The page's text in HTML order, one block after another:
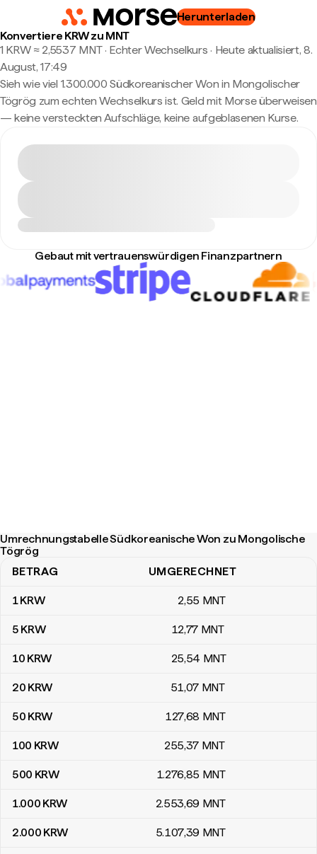
Herunterladen
Konvertiere KRW zu MNT
1 KRW ≈ 2,5537 MNT · Echter Wechselkurs · Heute aktualisiert, 8.
August, 17:49
Sieh wie viel 1.300.000 Südkoreanischer Won in Mongolischer
Tögrög zum echten Wechselkurs ist. Geld mit Morse überweisen
— keine versteckten Aufschläge, keine aufgeblasenen Kurse.
Gebaut mit vertrauenswürdigen Finanzpartnern
Umrechnungstabelle Südkoreanische Won zu Mongolische
Tögrög
Umrechnungstabelle Südkoreanische Won zu Mongolische
BETRAG UMGERECHNET
1KRW 2,55 MNT
5 KRW 12,77 MNT
10 KRW 25,54 MNT
20 KRW 51,07 MNT
50 KRW 127,68 MNT
100 KRW 255,37 MNT
500 KRW 1.276,85 MNT
1.000 KRW 2.553,69 MNT
2.000 KRW 5.107,39 MNT